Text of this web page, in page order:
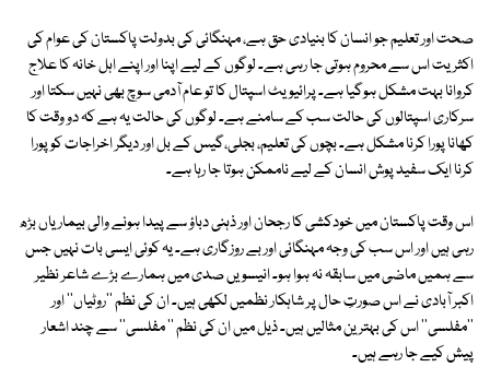
صحت اور تعلیم جو انسان کا بنیادی حق ہے، مہنگائی کی بدولت پاکستان کی عوام کی
اکثریت اس سے محروم ہوتی جا رہی ہے۔ لوگوں کے لیے اپنا اور اپنے اہل خانہ کا علاج
کروانا بہت مشکل ہوگیا ہے۔ پرائیویٹ اسپتال کا تو عام آدمی سوچ بھی نہیں سکتا اور
سرکاری اسپتالوں کی حالت سب کے سامنے ہے۔ لوگوں کی حالت یہ ہے کہ دو وقت کا
کھانا پورا کرنا مشکل ہے۔ بچوں کی تعلیم، بجلی،گیس کے بل اور دیگر اخراجات کو پورا
کرنا ایک سفید پوش انسان کے لیے ناممکن ہوتا جا رہا ہے۔
اس وقت پاکستان میں خودکشی کا رجحان اور ذہنی دباؤ سے پیدا ہونے والی بیماریاں بڑھ
رہی ہیں اور اس سب کی وجہ مہنگائی اور بے روزگاری ہے۔ یہ کوئی ایسی بات نہیں جس
سے ہمیں ماضی میں سابقہ نہ ہوا ہو۔ انیسویں صدی میں ہمارے بڑے شاعر نظیر
اکبر آبادی نے اس صورتِ حال پر شاہکار نظمیں لکھی ہیں۔ ان کی نظم ''روٹیاں'' اور
''مفلسی'' اس کی بہترین مثالیں ہیں۔ ذیل میں ان کی نظم '' مفلسی'' سے چند اشعار
پیش کیے جا رہے ہیں۔